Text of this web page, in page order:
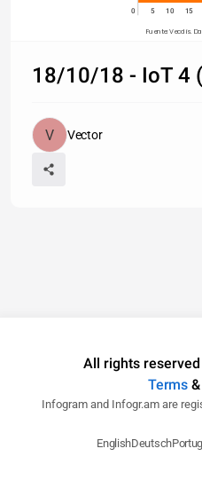
0 5 10 15
Fuente: Vecdis.
18/10/18 - IoT 4
Vector
All rights
Terms&
Infogram and Infogr.am are
EnglishDeutsch